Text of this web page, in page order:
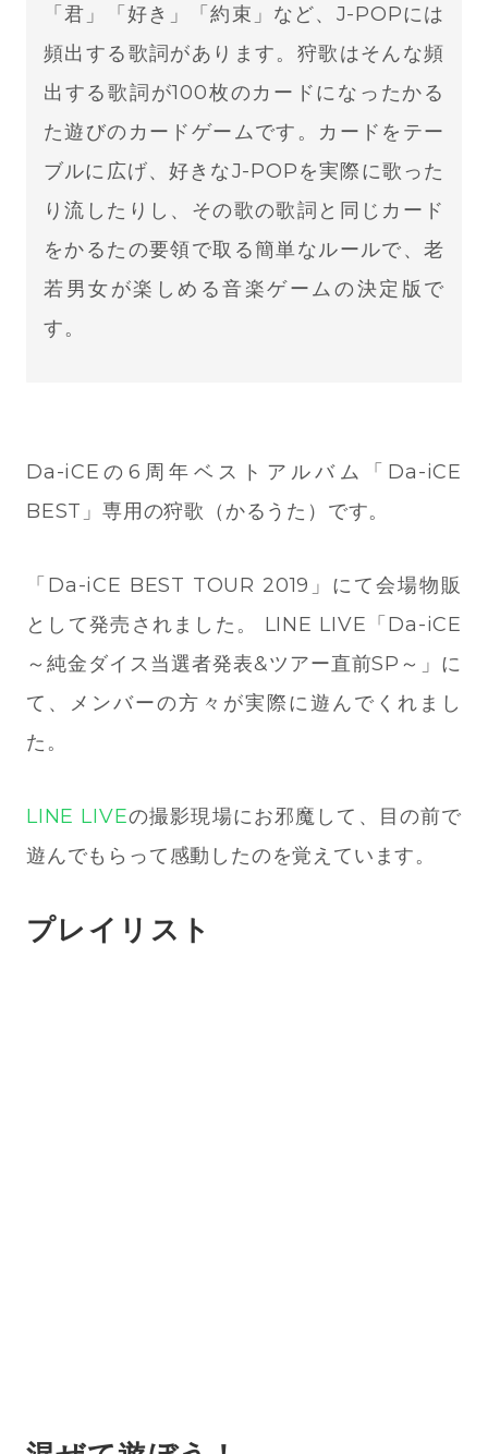
「君」「好き」「約束」など、J-POPには
頻出する歌詞があります。狩歌はそんな頻
出する歌詞が100枚のカードになったかる
た遊びのカードゲームです。カードをテー
ブルに広げ、好きなJ-POPを実際に歌った
り流したりし、その歌の歌詞と同じカード
をかるたの要領で取る簡単なルールで、老
若男女が楽しめる音楽ゲームの決定版で
す。
Da-iCEの6周年ベストアルバム「Da-iCE
BEST」専用の狩歌（かるうた）です。
「Da-iCE BEST TOUR 2019」にて会場物販
として発売されました。 LINE LIVE「Da-iCE
～純金ダイス当選者発表&ツアー直前SP～」に
て、メンバーの方々が実際に遊んでくれまし
た。
LINE LIVEの撮影現場にお邪魔して、目の前で
遊んでもらって感動したのを覚えています。
プレイリスト